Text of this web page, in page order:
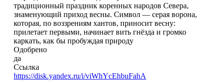
традиционный праздник коренных народов Севера,
знаменующий приход весны. Символ — серая ворона,
которая, по воззрениям хантов, приносит весну:
прилетает первыми, начинает вить гнёзда и громко
каркать, как бы пробуждая природу
Одобрено
да
Ссылка
https://disk.yandex.ru/i/viWhYcEhbuFahA